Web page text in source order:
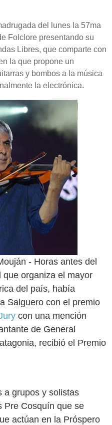
del lunes la 57ma
Folclore presentando su
Libres, que comparte con
la que propone un
y bombos a la música
la electrónica.
- Horas antes del
organiza el mayor
del país, había
Salguero con el premio
con una mención
de General
recibió el Premio
a grupos y solistas
Pre Cosquín que se
actúan en la Próspero